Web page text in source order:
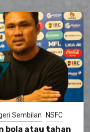
Sembilan NSFC
bola atau tahan